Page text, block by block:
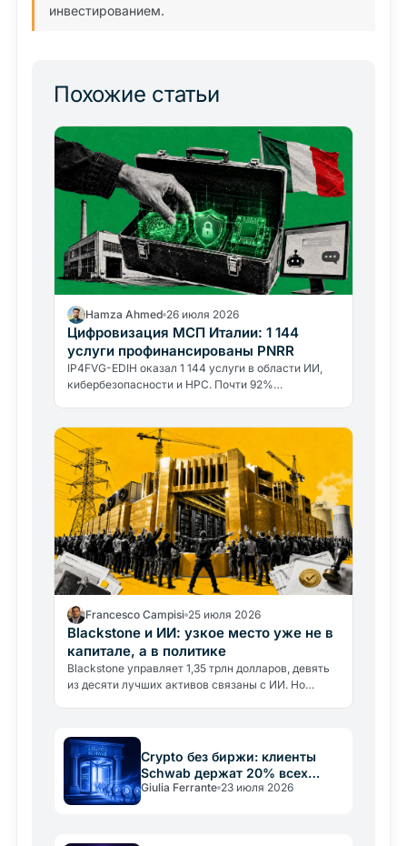
инвестированием.
Похожие статьи
Hamza Ahmed 26 июля 2026
Цифровизация МСП Италии: 1 144
услуги профинансированы PNRR
IP4FVG-EDIH оказал 1 144 услуги в области ИИ,
кибербезопасности и HPC. Почти 92%
Francesco Campisi 25 июля 2026
Blackstone и ИИ: узкое место уже не в
капитале, а в политике
Blackstone управляет 1,35 трлн долларов, девять
из десяти лучших активов связаны с ИИ. Но
Crypto без биржи: клиенты
Schwab держат 20% всех
котируемых продуктов
Giulia Ferrante 23 июля 2026